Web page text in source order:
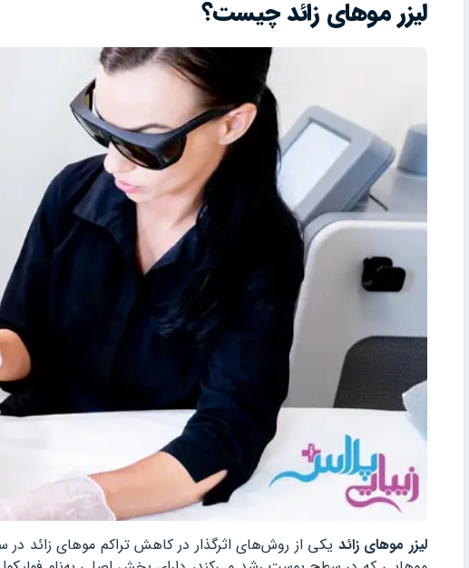
لیزر موهای زائد چیست؟
لیزر موهای زائد یکی از روش‌های اثرگذار در کاهش تراکم موهای زائد